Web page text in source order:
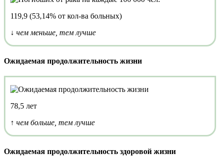
119,9 (53,14% от кол-ва больных)
↓ чем меньше, тем лучше
Ожидаемая продолжительность жизни
78,5 лет
↑ чем больше, тем лучше
Ожидаемая продолжительность здоровой жизни